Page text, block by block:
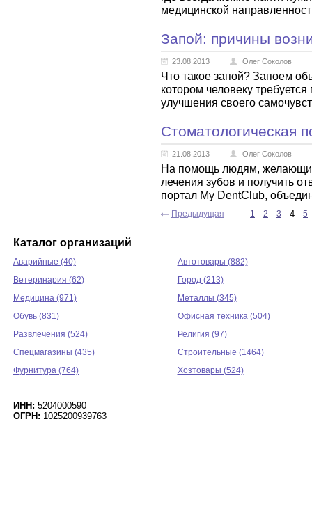
медицинской
Запой: причины
23.08.2013 Олег Соколов
Что такое запой? Запоем
котором человеку
улучшения своего
Стоматологическая
21.08.2013 Олег Соколов
На помощь людям,
лечения зубов и получить
портал My DentClub,
Предыдущая 1 2 3 4 5
Каталог организаций
Аварийные (40)
Автотовары (882)
Ветеринария (62)
Город (213)
Медицина (971)
Металлы (345)
Обувь (831)
Офисная техника (504)
Развлечения (524)
Религия (97)
Спецмагазины (435)
Строительные (1464)
Фурнитура (764)
Хозтовары (524)
ИНН: 5204000590
ОГРН: 1025200939763